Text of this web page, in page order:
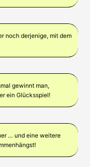
noch derjenige, mit dem
gewinnt man,
ein Glücksspiel!
… und eine weitere